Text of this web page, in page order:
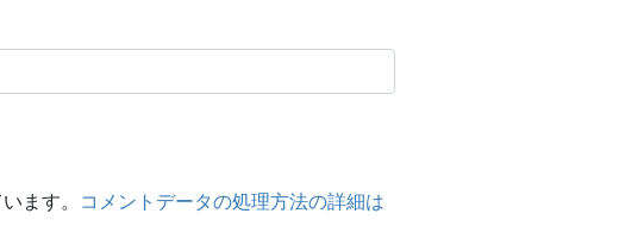
ます。
コメントデータの処理方法の詳細は